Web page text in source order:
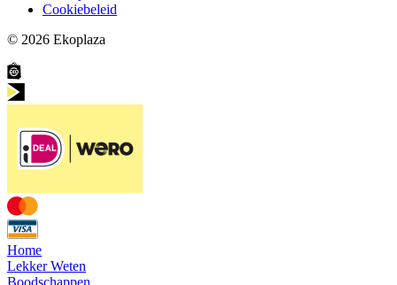
Cookiebeleid
© 2026 Ekoplaza
Home
Lekker Weten
Boodschappen